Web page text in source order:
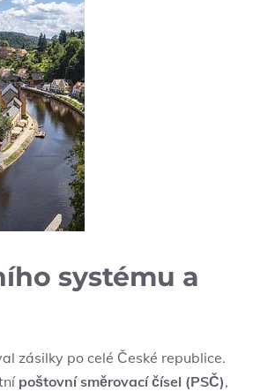
systému ‍a
zásilky po celé České republice.
poštovní ⁣směrovací čísel (PSČ), ​